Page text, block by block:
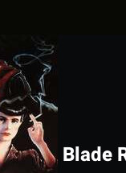
Blade